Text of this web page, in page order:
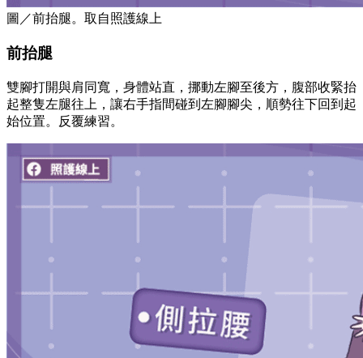
圖／前抬腿。取自照護線上
前抬腿
雙腳打開與肩同寬，身體站直，挪動左腳至後方，腹部收緊抬
起整隻左腿往上，讓右手指間碰到左腳腳尖，順勢往下回到起
始位置。反覆練習。